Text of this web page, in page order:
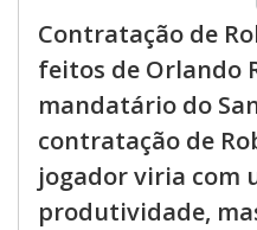
Contratação de
feitos de Orlando
mandatário do
contratação de
jogador viria com
produtividade,